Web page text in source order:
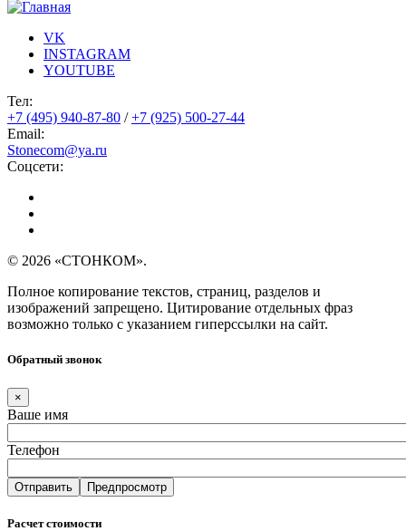
VK
INSTAGRAM
YOUTUBE
Тел:
+7 (495) 940-87-80 /+7 (925) 500-27-44
Email:
Stonecom@ya.ru
Соцсети:
© 2026 «СТОНКОМ».
Полное копирование текстов, страниц, разделов и
изображений запрещено. Цитирование отдельных фраз
возможно только с указанием гиперссылки на сайт.
Обратный звонок
×
Ваше имя
Телефон
Расчет стоимости